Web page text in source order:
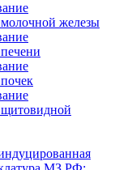
железы